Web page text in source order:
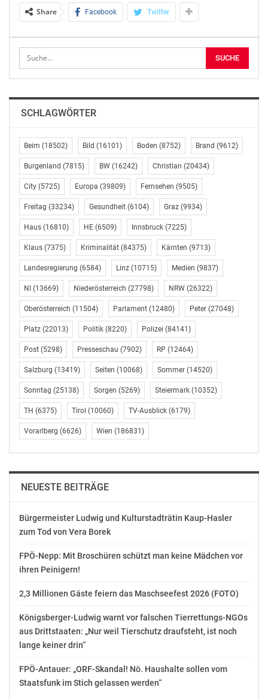
Share Facebook Twitter
SCHLAGWÖRTER
Beim (18502) Bild (16101) Boden (8752) Brand (9612)
Burgenland (7815) BW (16242) Christian (20434)
City (5725) Europa (39809) Fernsehen (9505)
Freitag (33234) Gesundheit (6104) Graz (9934)
Haus (16810) HE (6509) Innsbruck (7225)
Klaus (7375) Kriminalität (84375) Kärnten (9713)
Landesregierung (6584) Linz (10715) Medien (9837)
NI (13669) Niederösterreich (27798) NRW (26322)
Oberösterreich (11504) Parlament (12480) Peter (27048)
Platz (22013) Politik (8220) Polizei (84141)
Post (5298) Presseschau (7902) RP (12464)
Salzburg (13419) Seiten (10068) Sommer (14520)
Sonntag (25138) Sorgen (5269) Steiermark (10352)
TH (6375) Tirol (10060) TV-Ausblick (6179)
Vorarlberg (6626) Wien (186831)
NEUESTE BEITRÄGE
Bürgermeister Ludwig und Kulturstadträtin Kaup-Hasler
zum Tod von Vera Borek
FPÖ-Nepp: Mit Broschüren schützt man keine Mädchen vor
ihren Peinigern!
2,3 Millionen Gäste feiern das Maschseefest 2026 (FOTO)
Königsberger-Ludwig warnt vor falschen Tierrettungs-NGOs
aus Drittstaaten: „Nur weil Tierschutz draufsteht, ist noch
lange keiner drin“
FPÖ-Antauer: „ORF-Skandal! Nö. Haushalte sollen vom
Staatsfunk im Stich gelassen werden“